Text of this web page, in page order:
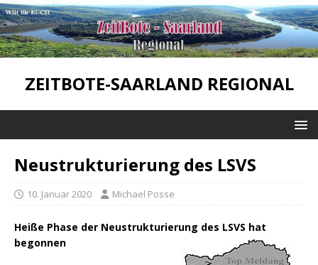
ZEITBOTE-SAARLAND REGIONAL
Neustrukturierung des LSVS
10. Januar 2020 Michael Posse
Heiße Phase der Neustrukturierung des LSVS hat
begonnen